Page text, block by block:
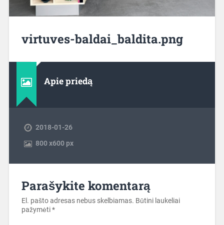
virtuves-baldai_baldita.png
Apie priedą
2018-01-26
800x600 px
Parašykite komentarą
El. pašto adresas nebus skelbiamas. Būtini laukeliai
pažymėti*